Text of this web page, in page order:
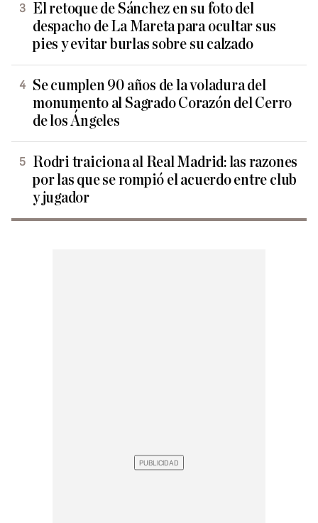
El retoque de Sánchez en su foto del
despacho de La Mareta para ocultar sus
pies y evitar burlas sobre su calzado
Se cumplen 90 años de la voladura del
monumento al Sagrado Corazón del Cerro
de los Ángeles
Rodri traiciona al Real Madrid: las razones
por las que se rompió el acuerdo entre club
y jugador